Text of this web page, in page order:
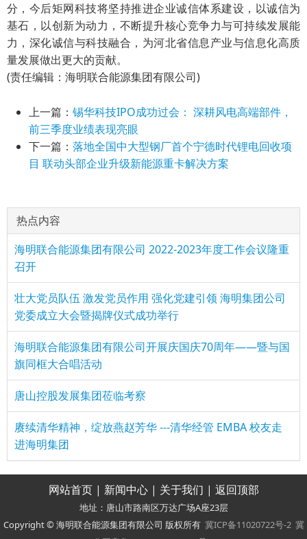
分，今后矩网科技将坚持推进企业诚信体系建设，以诚信为
基石，以创新为动力，不断提升核心竞争力与可持续发展能
力，深化诚信与科技融合，为河北省信息产业与信息化高质
量发展做出更大的贡献。
(责任编辑：海明联合能源集团有限公司)
上一篇： 锡华科技IPO成功过会： 深耕风电高端部件，
前三季度业绩表现亮眼
下一篇： 落地全国中大型钢厂首个宁德时代锂电回收项
目 联动头部企业升级新能源重卡解决方案
热点内容
海明联合能源集团有限公司 2022-2023年度工作会议隆重
召开
壮大党员队伍 激发党员作用 强化党建引领 海明集团公司
党委成立大会暨揭牌仪式成功举行
海明联合能源集团有限公司开展庆国庆70周年——暨与国
旗同框大合唱活动
唐山控股发展集团莅临考察
赓续清华精神，绽放燕赵芳华 ---清华经管 EMBA 校友走
进海明集团
网站首页| 新闻中心| 关于我们 | 返回顶部
地址：唐山市路南区万达广场A座23层
Copyright © 海明联合能源集团有限公司 版权所有 冀ICP备11020722号-2 冀